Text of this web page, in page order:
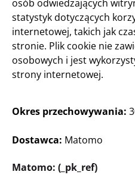
Stopka
System
osób odwiedzających
statystyk dotyczących
internetowej, takich jak
stronie. Plik cookie nie
osobowych i jest
strony internetowej.
Okres przechowywania:
Dostawca: Matomo
Matomo: (_pk_ref)